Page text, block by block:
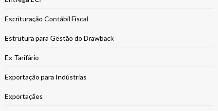
Escrituração Contábil Fiscal
Estrutura para Gestão do Drawback
Ex-Tarifário
Exportação para Indústrias
Exportaçães